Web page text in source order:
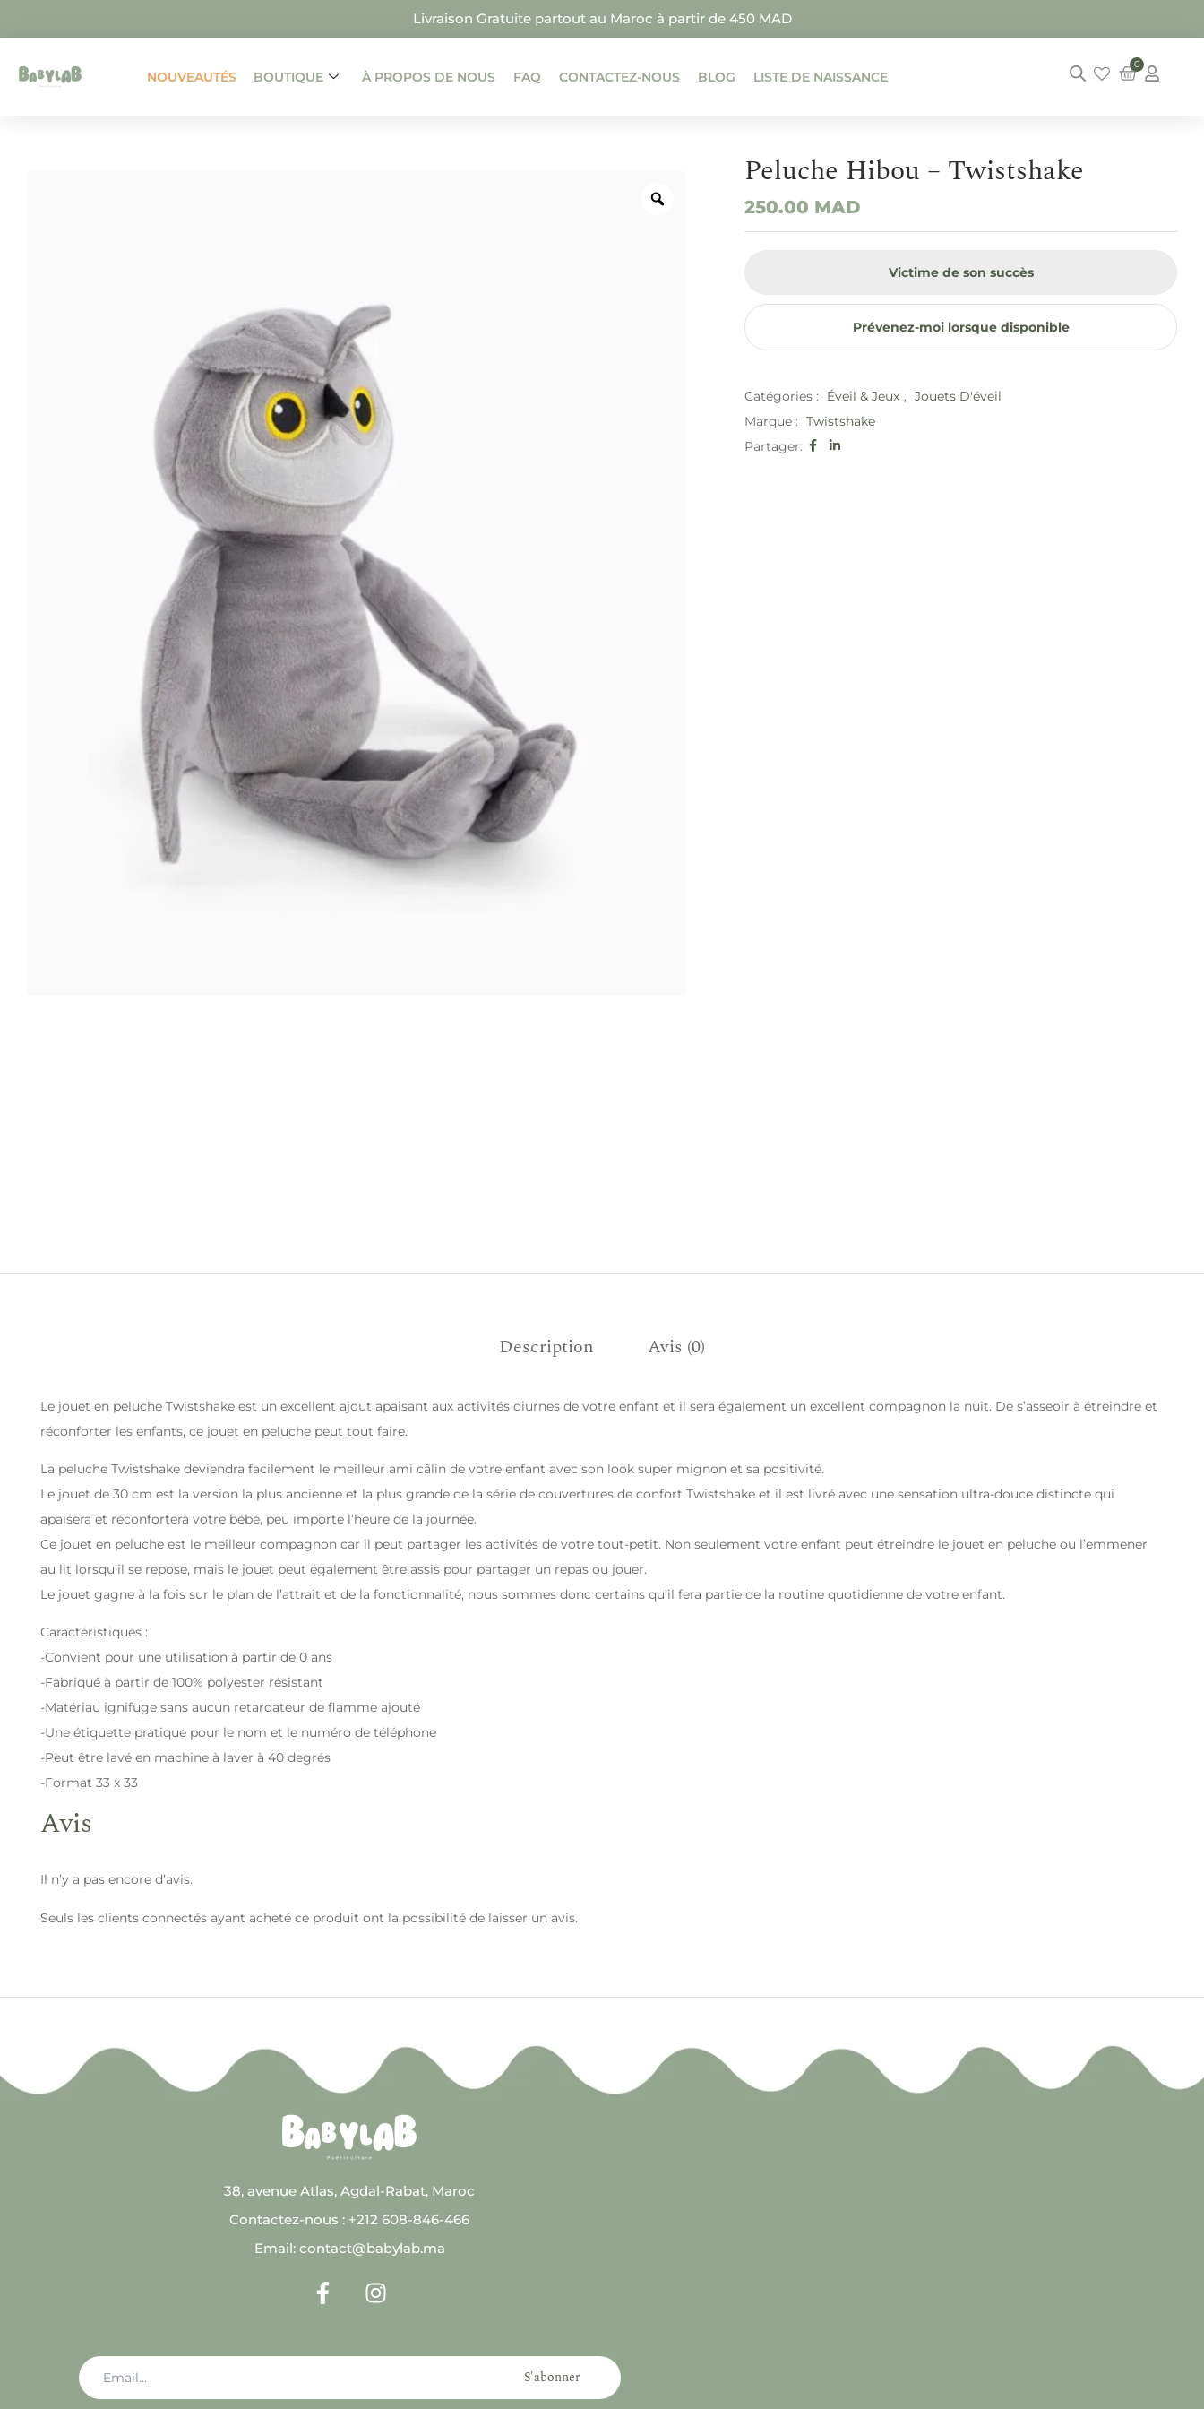
Livraison Gratuite partout au Maroc à partir de 450 MAD
NOUVEAUTÉS BOUTIQUE À PROPOS DE NOUS FAQ CONTACTEZ-NOUS BLOG LISTE DE NAISSANCE
0
Peluche Hibou – Twistshake
250.00 MAD
Victime de son succès
Prévenez-moi lorsque disponible
Catégories : Éveil & Jeux , Jouets D'éveil
Marque : Twistshake
Partager:
Description Avis (0)
Le jouet en peluche Twistshake est un excellent ajout apaisant aux activités diurnes de votre enfant et il sera également un excellent compagnon la nuit. De s’asseoir à étreindre et
réconforter les enfants, ce jouet en peluche peut tout faire.
La peluche Twistshake deviendra facilement le meilleur ami câlin de votre enfant avec son look super mignon et sa positivité.
Le jouet de 30 cm est la version la plus ancienne et la plus grande de la série de couvertures de confort Twistshake et il est livré avec une sensation ultra-douce distincte qui
apaisera et réconfortera votre bébé, peu importe l’heure de la journée.
Ce jouet en peluche est le meilleur compagnon car il peut partager les activités de votre tout-petit. Non seulement votre enfant peut étreindre le jouet en peluche ou l’emmener
au lit lorsqu’il se repose, mais le jouet peut également être assis pour partager un repas ou jouer.
Le jouet gagne à la fois sur le plan de l’attrait et de la fonctionnalité, nous sommes donc certains qu’il fera partie de la routine quotidienne de votre enfant.
Caractéristiques :
-Convient pour une utilisation à partir de 0 ans
-Fabriqué à partir de 100% polyester résistant
-Matériau ignifuge sans aucun retardateur de flamme ajouté
-Une étiquette pratique pour le nom et le numéro de téléphone
-Peut être lavé en machine à laver à 40 degrés
-Format 33 x 33
Avis
Il n’y a pas encore d’avis.
Seuls les clients connectés ayant acheté ce produit ont la possibilité de laisser un avis.
38, avenue Atlas, Agdal-Rabat, Maroc
Contactez-nous : +212 608-846-466
Email: contact@babylab.ma
S'abonner